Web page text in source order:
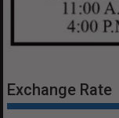
Exchange Rate